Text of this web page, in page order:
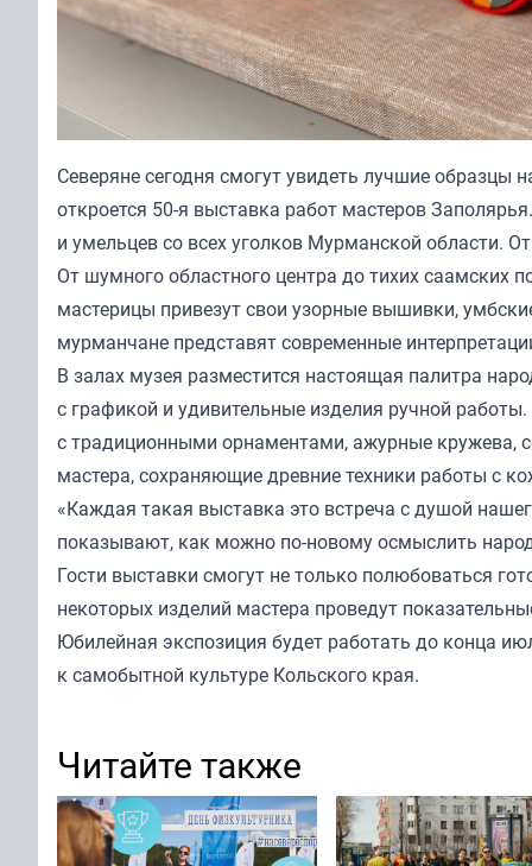
Северяне сегодня смогут увидеть лучшие образцы
откроется 50-я выставка работ мастеров
и умельцев со всех уголков Мурманской области.
От шумного областного центра до тихих саамских
мастерицы привезут свои узорные вышивки,
мурманчане представят современные
В залах музея разместится настоящая палитра
с графикой и удивительные изделия ручной
с традиционными орнаментами, ажурные кружева,
мастера, сохраняющие древние техники работы с
«Каждая такая выставка это встреча с душой
показывают, как можно по-новому осмыслить
Гости выставки смогут не только полюбоваться
некоторых изделий мастера проведут
Юбилейная экспозиция будет работать до конца
к самобытной культуре Кольского края.
Читайте также